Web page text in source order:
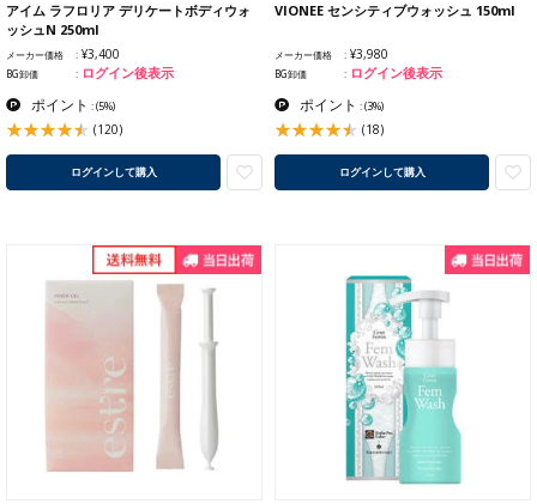
アイム ラフロリア デリケートボディウォ
ッシュN 250ml
メーカー価格 ¥3,400
BG卸価 ログイン後表示
ポイント :(5%)
(120)
ログインして購入
VIONEE センシティブウォッシュ 150ml
メーカー価格 ¥3,980
BG卸価 ログイン後表示
ポイント :(3%)
(18)
ログインして購入